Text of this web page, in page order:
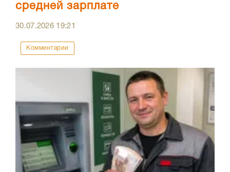
средней зарплате
30.07.2026 19:21
Комментарии